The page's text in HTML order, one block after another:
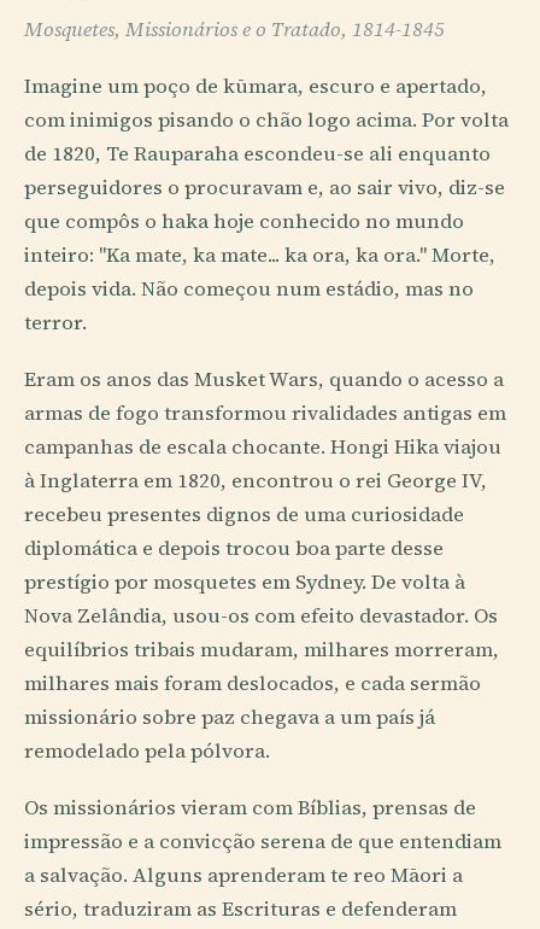
Mosquetes, Missionários e o Tratado, 1814-1845
Imagine um poço de kūmara, escuro e apertado,
com inimigos pisando o chão logo acima. Por volta
de 1820, Te Rauparaha escondeu-se ali enquanto
perseguidores o procuravam e, ao sair vivo, diz-se
que compôs o haka hoje conhecido no mundo
inteiro: "Ka mate, ka mate... ka ora, ka ora." Morte,
depois vida. Não começou num estádio, mas no
terror.
Eram os anos das Musket Wars, quando o acesso a
armas de fogo transformou rivalidades antigas em
campanhas de escala chocante. Hongi Hika viajou
à Inglaterra em 1820, encontrou o rei George IV,
recebeu presentes dignos de uma curiosidade
diplomática e depois trocou boa parte desse
prestígio por mosquetes em Sydney. De volta à
Nova Zelândia, usou-os com efeito devastador. Os
equilíbrios tribais mudaram, milhares morreram,
milhares mais foram deslocados, e cada sermão
missionário sobre paz chegava a um país já
remodelado pela pólvora.
Os missionários vieram com Bíblias, prensas de
impressão e a convicção serena de que entendiam
a salvação. Alguns aprenderam te reo Māori a
sério, traduziram as Escrituras e defenderam